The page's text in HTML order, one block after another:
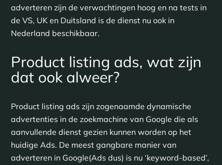
adverteren zijn de verwachtingen hoog en na tests in
de VS, UK en Duitsland is de dienst nu ook in
Nederland beschikbaar.
Product listing ads, wat zijn
dat ook alweer?
Product listing ads zijn zogenaamde dynamische
advertenties in de zoekmachine van Google die als
aanvullende dienst gezien kunnen worden op het
huidige Ads. De meest gangbare manier van
adverteren in Google(Ads dus) is nu ‘keyword-based’,